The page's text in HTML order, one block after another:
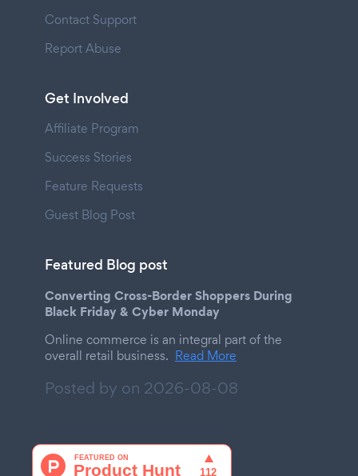
Contact Support
Report Abuse
Get Involved
Affiliate Program
Success Stories
Feature Requests
Guest Blog Post
Featured Blog post
Converting Cross-Border Shoppers During
Black Friday & Cyber Monday
Online commerce is an integral part of the
overall retail business. Read More
Posted by on 2026-08-08